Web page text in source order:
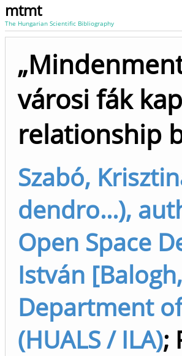
mtmt
The Hungarian Scientific Bibliography
városi fák
relationship
Szabó,
dendro...),
Open Space
István
Department
(HUALS / ILA);